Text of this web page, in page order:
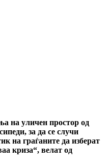
на уличен простор од
за да се случи
на граѓаните да изберат
криза“, велат од